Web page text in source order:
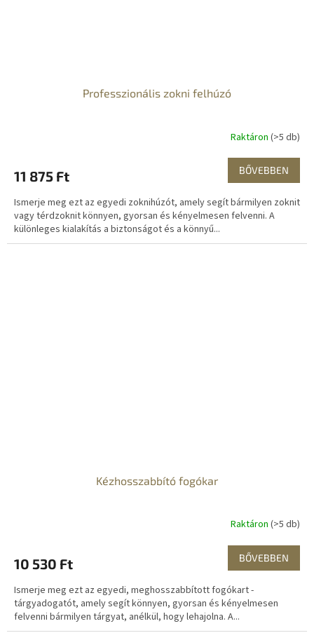
Professzionális zokni felhúzó
Raktáron (>5 db)
11 875 Ft BŐVEBBEN
Ismerje meg ezt az egyedi zoknihúzót, amely segít bármilyen zoknit
vagy térdzoknit könnyen, gyorsan és kényelmesen felvenni. A
különleges kialakítás a biztonságot és a könnyű...
Kézhosszabbító fogókar
Raktáron (>5 db)
10 530 Ft BŐVEBBEN
Ismerje meg ezt az egyedi, meghosszabbított fogókart -
tárgyadogatót, amely segít könnyen, gyorsan és kényelmesen
felvenni bármilyen tárgyat, anélkül, hogy lehajolna. A...